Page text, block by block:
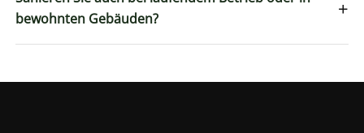
bewohnten Gebäuden?
+